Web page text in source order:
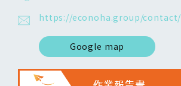
https://econoha.group/contact/
Google map